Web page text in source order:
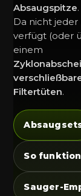
Absaugspitze.
Da nicht
verfügt (oder
einem
Filtertüten.
So
Sauger-